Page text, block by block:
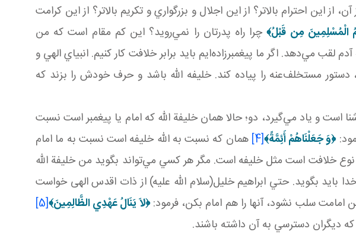
احترام بالاتر؟ از اين اجلال و بزرگواري و تکريم بالاتر؟ از اين کرامت
الْمُسْلِمِينَ مِن قَبْلُ﴾چرا راه پدرتان را نمي‌رويد؟ اين کم مقام است که من
اگر ما پيغمبرزاده‌ايم بايد برابر خلافت کار کنيم. انبياي الهي و
مستخلف‌عنه را پياده کند. خليفه الله باشد و حرف خودش را بزند که
و ياد مي‌گيرد، دو؛ حالا همان خليفة الله که امام يا پيغمبر است نسبت
﴿وَ جَعَلْنَاهُمْ أَئِمَّةً﴾[4]
همان که نسبت به الله خليفه است نسبت به ما امام
خلافت است مثل خليفه است. مگر هر کسي مي‌تواند بگويد من خليفة الله
بگويد. حتي ابراهيم خليل(سلام الله عليه) از ذات اقدس الهی خواست
امامت سلب نشود، آنها را هم امام بکن، فرمود:﴿لاَ يَنَالُ عَهْدِي الظَّالِمِينَ﴾[5]
ديگران دسترسي به آن داشته باشند.